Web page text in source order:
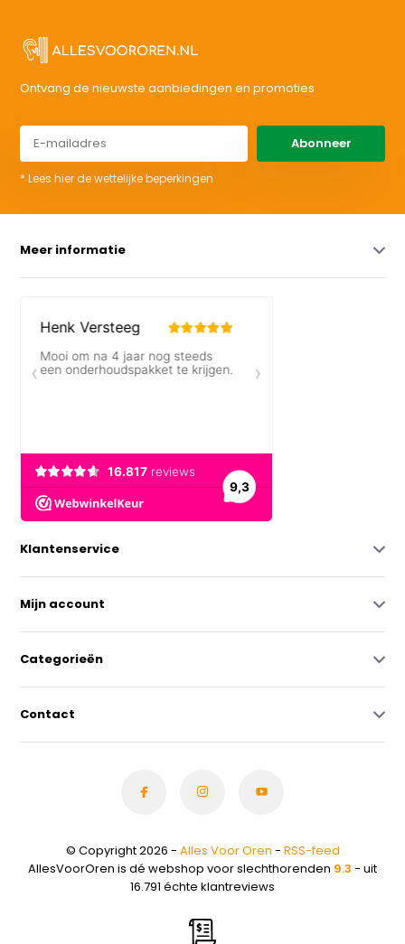
Ontvang de nieuwste aanbiedingen en promoties
Abonneer
* Lees hier de wettelijke beperkingen
Meer informatie
Klantenservice
Mijn account
Categorieën
Contact
© Copyright 2026 - Alles Voor Oren - RSS-feed
AllesVoorOren is dé webshop voor slechthorenden 9.3 - uit
16.791 échte klantreviews